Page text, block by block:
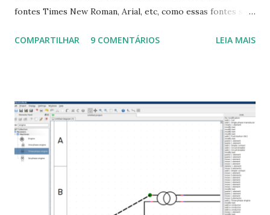
fontes Times New Roman, Arial, etc, como essas fontes são
a Associação Brasileira de Normas Técnicas (ABNT), exige
que contém essas fontes. Ao instalar o GNU/Linux abra o
terminal e execute o comando: $ sudo apt-get install ttf-
mscorefonts-installer Leia os termos de uso e avance
clicando em “Ok” Agora aceite os termos de uso clicando
em “Sim” Pronto agora abra o LibreOffice e veja se as
fontes Times New Roman, Arial estão instaladas. Caso
COMPARTILHAR 9 COMENTÁRIOS LEIA MAIS